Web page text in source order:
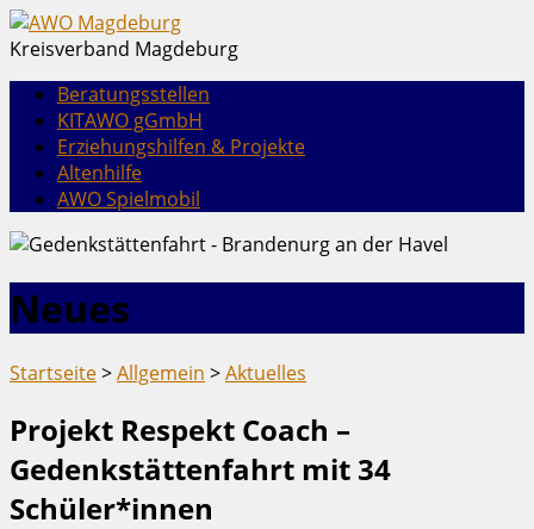
Kreisverband Magdeburg
Beratungsstellen
KITAWO gGmbH
Erziehungshilfen & Projekte
Altenhilfe
AWO Spielmobil
Neues
Startseite>Allgemein >Aktuelles
Projekt Respekt Coach –
Gedenkstättenfahrt mit 34
Schüler*innen